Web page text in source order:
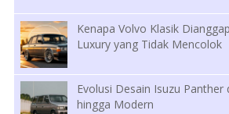
Kenapa Volvo Klasik
Luxury yang Tidak Mencolok
Evolusi Desain Isuzu Panther
hingga Modern